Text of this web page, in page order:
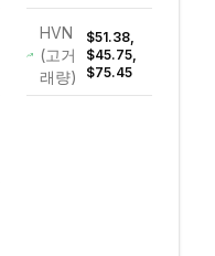
HVN
(고거
래량)
$51.38,
$45.75,
$75.45